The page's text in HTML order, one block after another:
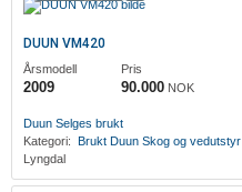
DUUN VM420
Årsmodell
2009
Pris
90.000 NOK
Duun Selges brukt
Kategori: Brukt Duun Skog og vedutstyr
Lyngdal